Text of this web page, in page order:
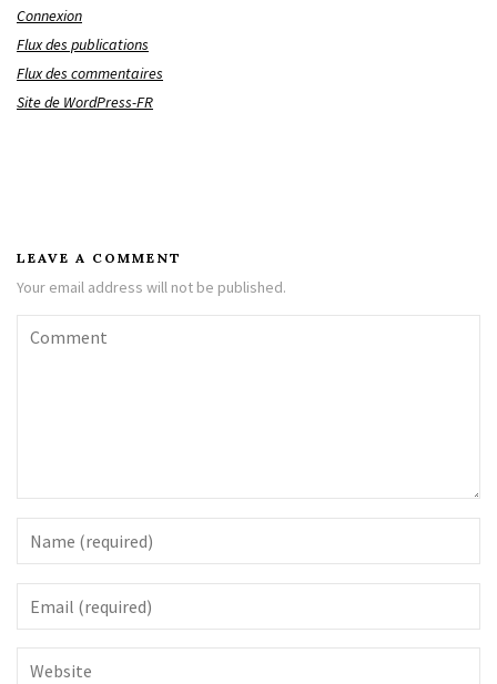
Connexion
Flux des publications
Flux des commentaires
Site de WordPress-FR
LEAVE A COMMENT
Your email address will not be published.